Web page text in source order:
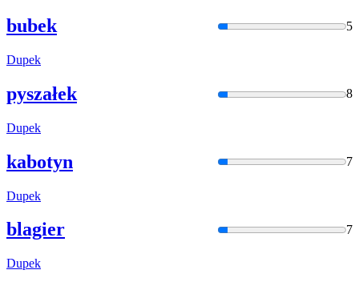
bubek 5
Dupek
pyszałek 8
Dupek
kabotyn 7
Dupek
blagier 7
Dupek